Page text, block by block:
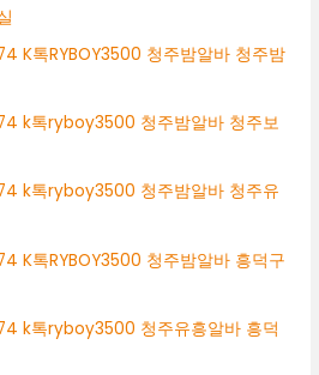
K톡RYBOY3500 청주밤알바 청주밤
k톡ryboy3500 청주밤알바 청주보
k톡ryboy3500 청주밤알바 청주유
K톡RYBOY3500 청주밤알바 흥덕구
k톡ryboy3500 청주유흥알바 흥덕